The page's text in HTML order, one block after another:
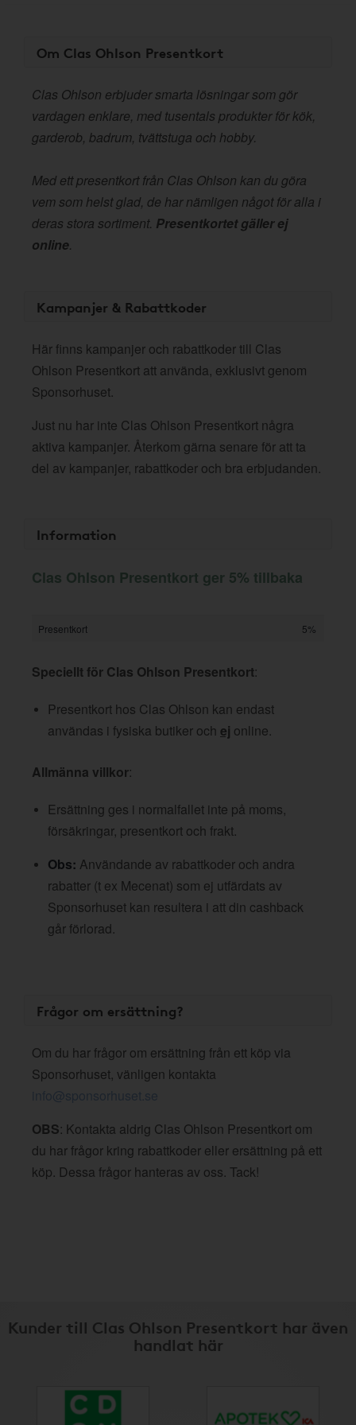
Om Clas Ohlson Presentkort
Clas Ohlson erbjuder smarta lösningar som gör
vardagen enklare, med tusentals produkter för kök,
garderob, badrum, tvättstuga och hobby.
Med ett presentkort från Clas Ohlson kan du göra
vem som helst glad, de har nämligen något för alla i
deras stora sortiment. Presentkortet gäller ej
online.
Kampanjer & Rabattkoder
Här finns kampanjer och rabattkoder till Clas
Ohlson Presentkort att använda, exklusivt genom
Sponsorhuset.
Just nu har inte Clas Ohlson Presentkort några
aktiva kampanjer. Återkom gärna senare för att ta
del av kampanjer, rabattkoder och bra erbjudanden.
Information
Clas Ohlson Presentkort ger 5% tillbaka
Presentkort 5%
Speciellt för Clas Ohlson Presentkort:
Presentkort hos Clas Ohlson kan endast
användas i fysiska butiker och ej online.
Allmänna villkor:
Ersättning ges i normalfallet inte på moms,
försäkringar, presentkort och frakt.
Obs: Användande av rabattkoder och andra
rabatter (t ex Mecenat) som ej utfärdats av
Sponsorhuset kan resultera i att din cashback
går förlorad.
Frågor om ersättning?
Om du har frågor om ersättning från ett köp via
Sponsorhuset, vänligen kontakta
info@sponsorhuset.se
OBS: Kontakta aldrig Clas Ohlson Presentkort om
du har frågor kring rabattkoder eller ersättning på ett
köp. Dessa frågor hanteras av oss. Tack!
Kunder till Clas Ohlson Presentkort har även
handlat här